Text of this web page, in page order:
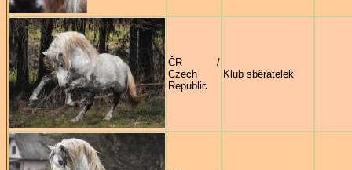
ČR /
Czech
Republic
Klub sběratelek